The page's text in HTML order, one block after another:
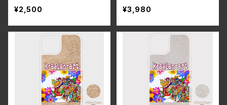
one16シリーズ対応
¥2,500
ス耐衝撃グリップケース（寿
司×アニマルデザイン）iPho
ne16シリーズ対応
¥3,980